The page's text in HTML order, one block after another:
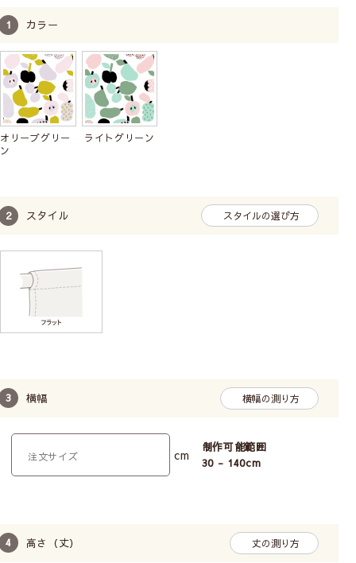
カラー
オリーブグリー
ン
ライトグリーン
スタイル スタイルの選び方
横幅 横幅の測り方
cm
制作可能範囲
30 - 140cm
高さ（丈） 丈の測り方